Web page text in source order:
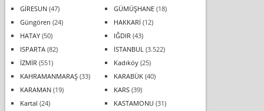
GİRESUN(47) GÜMÜŞHANE(18)
Güngören (24) HAKKARİ (12)
HATAY(50) IĞDIR (43)
ISPARTA(82) İSTANBUL (3.522)
İZMİR (551) Kadıköy(25)
KAHRAMANMARAŞ(33) KARABÜK(40)
KARAMAN(19) KARS(39)
Kartal (24) KASTAMONU (31)